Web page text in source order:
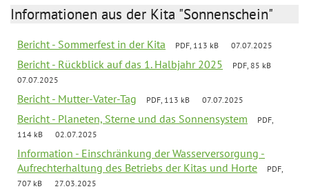
Informationen aus der Kita "Sonnenschein"
Bericht - Sommerfest in der Kita PDF, 113 kB 07.07.2025
Bericht - Rückblick auf das 1. Halbjahr 2025
PDF, 85 kB
07.07.2025
Bericht - Mutter-Vater-Tag PDF, 113 kB 07.07.2025
Bericht - Planeten, Sterne und das Sonnensystem
PDF,
114 kB
02.07.2025
Information - Einschränkung der Wasserversorgung -
Aufrechterhaltung des Betriebs der Kitas und Horte
PDF,
707 kB
27.03.2025